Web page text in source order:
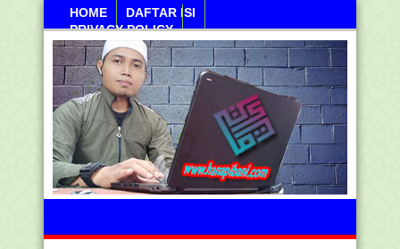
HOME
DAFTAR ISI
PRIVACY POLICY
Jumahat, 07 Agustus 2026